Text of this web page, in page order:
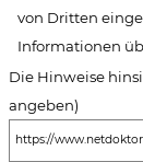
von Dritten
Informationen
Die Hinweise
angeben)
https://